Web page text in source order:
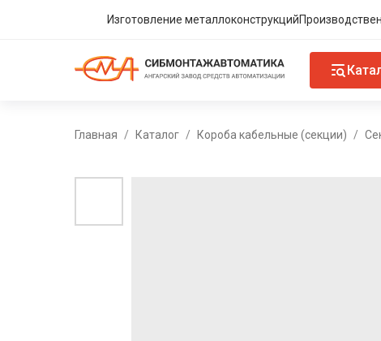
Изготовление металлоконструкций
Главная Каталог Короба кабельные (секции)